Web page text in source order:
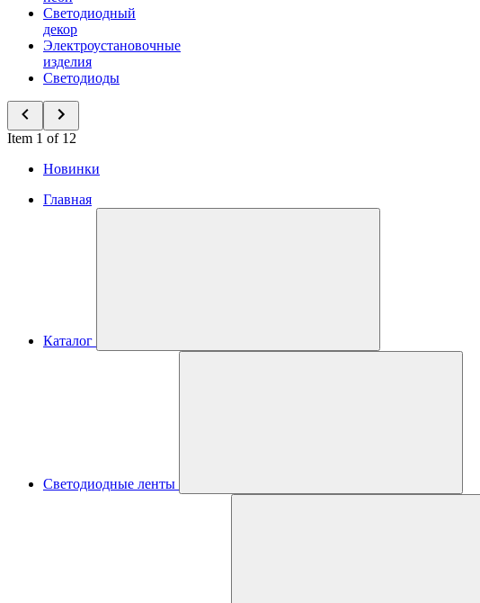
Светодиодный
декор
Электроустановочные
изделия
Светодиоды
Item 1 of 12
Новинки
Главная
Каталог
Светодиодные ленты